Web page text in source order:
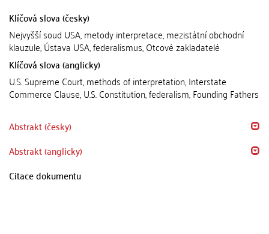
Klíčová slova (česky)
Nejvyšší soud USA, metody interpretace, mezistátní obchodní
klauzule, Ústava USA, federalismus, Otcové zakladatelé
Klíčová slova (anglicky)
U.S. Supreme Court, methods of interpretation, Interstate
Commerce Clause, U.S. Constitution, federalism, Founding Fathers
Abstrakt (česky)
Abstrakt (anglicky)
Citace dokumentu